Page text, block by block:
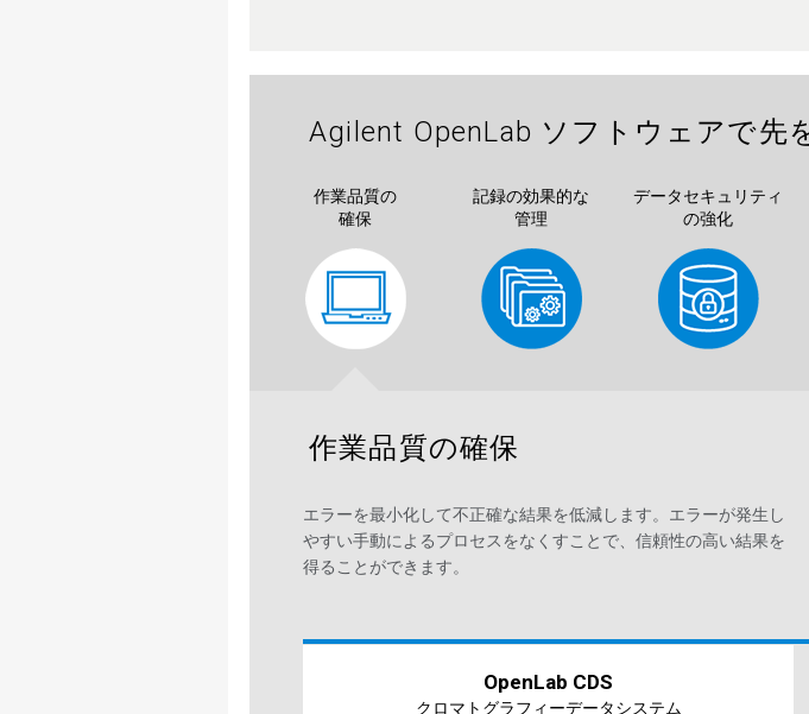
Agilent OpenLab ソフトウェアで先
作業品質の
確保
記録の効果的な
管理
データセキュリティ
の強化
作業品質の確保
エラーを最小化して不正確な結果を低減します。エラーが発生し
やすい手動によるプロセスをなくすことで、信頼性の高い結果を
得ることができます。
OpenLab CDS
クロマトグラフィーデータシステム